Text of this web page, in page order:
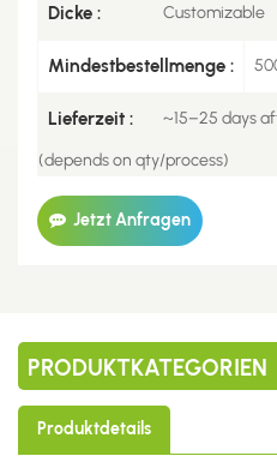
Dicke : Customizable
Mindestbestellmenge :
Lieferzeit : ~15–25 days
(depends on qty/process)
Jetzt Anfragen
PRODUKTKATEGORIEN
Produktdetails